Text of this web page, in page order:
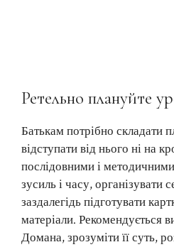
Ретельно плануйте
Батькам потрібно складати
відступати від нього ні на
послідовними і
зусиль і часу, організувати
заздалегідь підготувати
матеріали. Рекомендується
Домана, зрозуміти її суть,